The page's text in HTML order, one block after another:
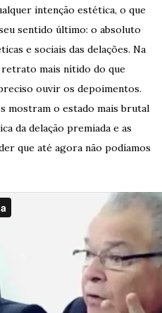
intenção estética, o que
sentido último: o absoluto
e sociais das delações. Na
retrato mais nítido do que
ouvir os depoimentos.
mostram o estado mais brutal
da delação premiada e as
que até agora não podíamos